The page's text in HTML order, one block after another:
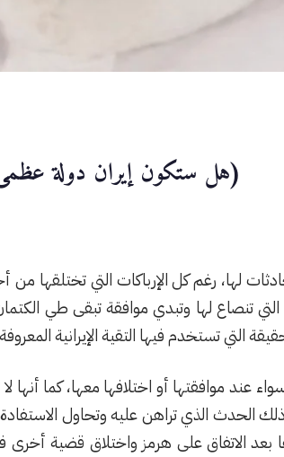
(هل ستكون إيران دولة
لها، رغم كل الإرباكات التي تختلقها
تنصاع لها وتبدي موافقة تبقى طي
التي تستخدم فيها التقية الإيرانية
موافقتها أو اختلافها معها، كما أنها لا
الحدث الذي تراهن عليه وتحاول
بعد الاتفاق على هرمز واختلاق قضية